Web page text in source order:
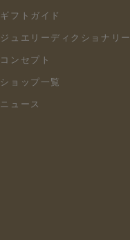
ギフトガイド
ジュエリーディクショナリー
コンセプト
ショップ一覧
ニュース